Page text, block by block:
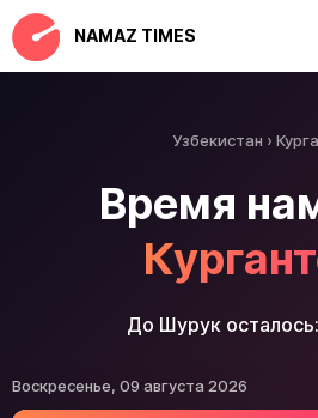
NAMAZ TIMES
Узбекистан
Время
До Шурук осталось:
Воскресенье, 09 августа 2026